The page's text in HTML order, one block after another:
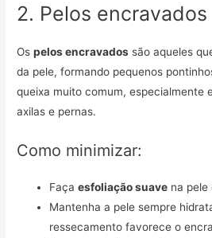
2. Pelos encravados
Ospelos encravados são aqueles
da pele, formando pequenos
queixa muito comum, especialmente
axilas e pernas.
Como minimizar:
Façaesfoliação suave na pele
Mantenha a pele sempre
ressecamento favorece o